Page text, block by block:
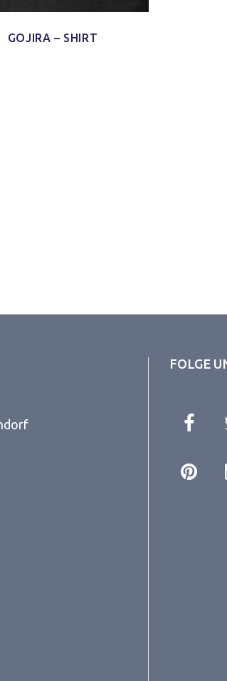
GOJIRA – SHIRT
FOLGE